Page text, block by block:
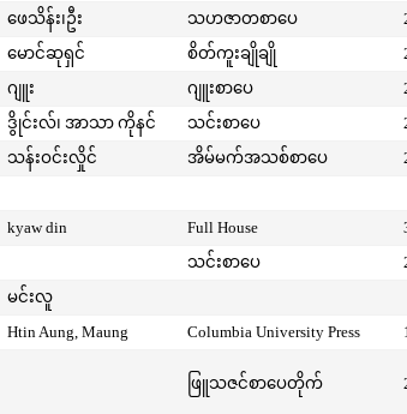
ဖေသိန်း၊ဦး သဟဇာတစာပေ
မောင်ဆုရှင် စိတ်ကူးချိုချို
ဂျူး ဂျူးစာပေ
ဒွိုင်းလ်၊ အာသာ ကိုနင် သင်းစာပေ
သန်းဝင်းလှိုင် အိမ်မက်အသစ်စာပေ
kyaw din Full House
သင်းစာပေ
မင်းလူ
Htin Aung, Maung Columbia University Press
ဖြူသဇင်စာပေတိုက်